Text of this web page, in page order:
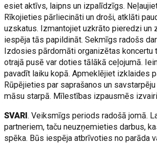
esiet aktīvs, laipns un izpalīdzīgs.
Rīkojieties pārliecināti un droši, atklāti
uzskatus. Izmantojiet uzkrāto pieredzi un
iespēja tās papildināt. Sekmīgs radošs
Izdosies pārdomāti organizētas koncertu
otrajā pusē var doties tālākā ceļojumā.
pavadīt laiku kopā. Apmeklējiet izklaides
Rūpējieties par saprašanos un
māsu starpā. Mīlestības izpausmēs
SVARI. Veiksmīgs periods radošā jomā.
partneriem, taču neuzņemieties darbus,
spēka. Būs iespēja atbrīvoties no parāda